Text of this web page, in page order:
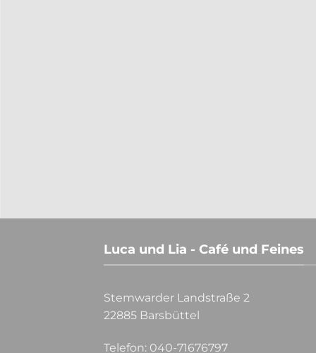
Luca und Lia - Café und Feines
Stemwarder Landstraße 2
22885 Barsbüttel
Telefon: 040-71676797